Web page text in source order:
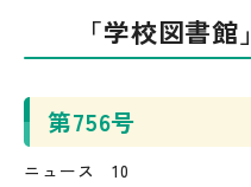
「学校図書
第756号
ニュース 10